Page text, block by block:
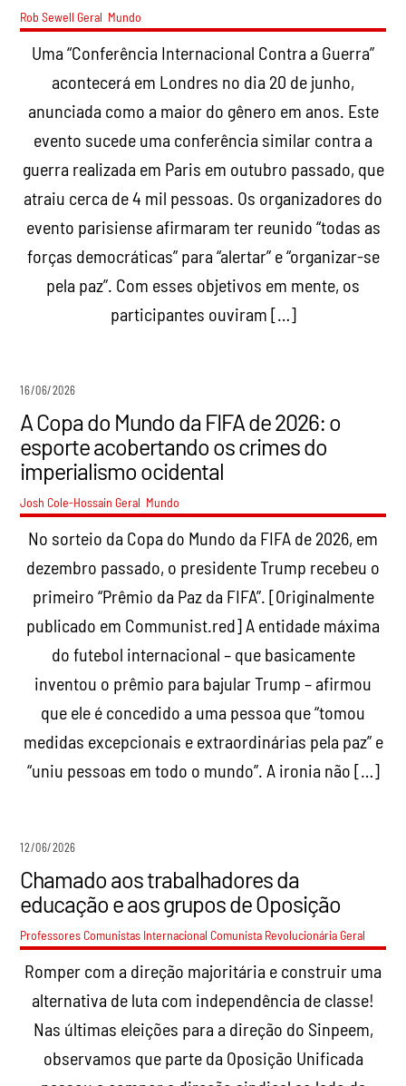
Rob Sewell Geral Mundo
Uma “Conferência Internacional Contra a Guerra”
acontecerá em Londres no dia 20 de junho,
anunciada como a maior do gênero em anos. Este
evento sucede uma conferência similar contra a
guerra realizada em Paris em outubro passado, que
atraiu cerca de 4 mil pessoas. Os organizadores do
evento parisiense afirmaram ter reunido “todas as
forças democráticas” para “alertar” e “organizar-se
pela paz”. Com esses objetivos em mente, os
participantes ouviram […]
16/06/2026
A Copa do Mundo da FIFA de 2026: o
esporte acobertando os crimes do
imperialismo ocidental
Josh Cole-Hossain Geral Mundo
No sorteio da Copa do Mundo da FIFA de 2026, em
dezembro passado, o presidente Trump recebeu o
primeiro “Prêmio da Paz da FIFA”. [Originalmente
publicado em Communist.red] A entidade máxima
do futebol internacional – que basicamente
inventou o prêmio para bajular Trump – afirmou
que ele é concedido a uma pessoa que “tomou
medidas excepcionais e extraordinárias pela paz” e
“uniu pessoas em todo o mundo”. A ironia não […]
12/06/2026
Chamado aos trabalhadores da
educação e aos grupos de Oposição
Professores Comunistas Internacional Comunista Revolucionária Geral
Romper com a direção majoritária e construir uma
alternativa de luta com independência de classe!
Nas últimas eleições para a direção do Sinpeem,
observamos que parte da Oposição Unificada